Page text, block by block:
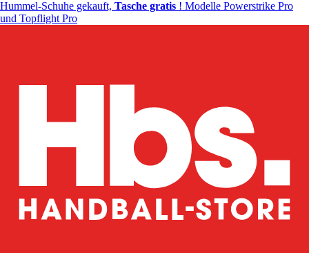
Hummel-Schuhe gekauft, Tasche gratis ! Modelle Powerstrike Pro
und Topflight Pro